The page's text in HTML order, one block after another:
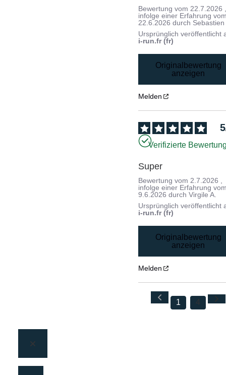
Bewertung vom 22.7.2026
infolge einer Erfahrung
22.6.2026 durch Sebastien
Ursprünglich veröffentlicht
i-run.fr (fr)
Originalbewertung
anzeigen
Melden
5
Verifizierte
Super
Bewertung vom2.7.2026 ,
infolge einer Erfahrung
9.6.2026 durchVirgile A.
Ursprünglich veröffentlicht
i-run.fr (fr)
Originalbewertung
anzeigen
Melden
1 4